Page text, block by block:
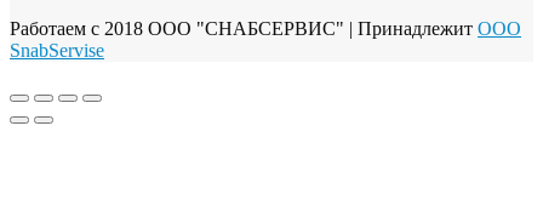
Работаем с 2018 ООО "СНАБСЕРВИС" | Принадлежит OOO
SnabServise